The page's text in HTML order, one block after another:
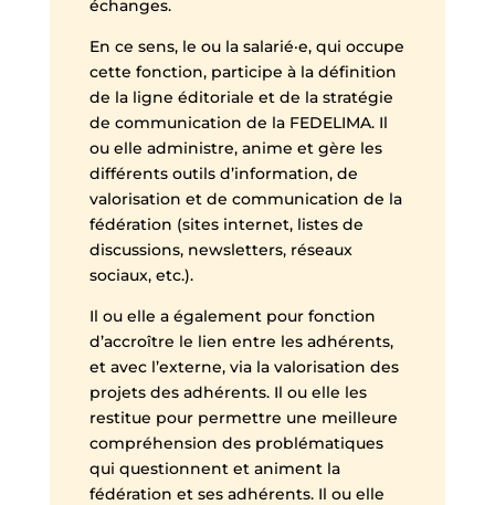
échanges.
En ce sens, le ou la salarié·e, qui occupe
cette fonction, participe à la définition
de la ligne éditoriale et de la stratégie
de communication de la FEDELIMA. Il
ou elle administre, anime et gère les
différents outils d’information, de
valorisation et de communication de la
fédération (sites internet, listes de
discussions, newsletters, réseaux
sociaux, etc.).
Il ou elle a également pour fonction
d’accroître le lien entre les adhérents,
et avec l’externe, via la valorisation des
projets des adhérents. Il ou elle les
restitue pour permettre une meilleure
compréhension des problématiques
qui questionnent et animent la
fédération et ses adhérents. Il ou elle